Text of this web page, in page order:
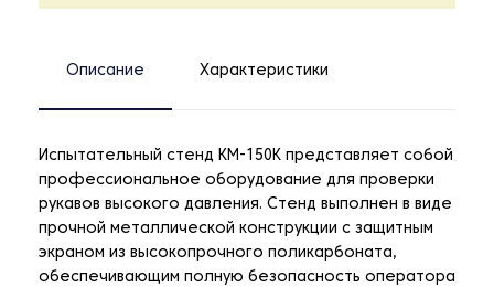
Описание Характеристики
Испытательный стенд KM-150K представляет собой
профессиональное оборудование для проверки
рукавов высокого давления. Стенд выполнен в виде
прочной металлической конструкции с защитным
экраном из высокопрочного поликарбоната,
обеспечивающим полную безопасность оператора